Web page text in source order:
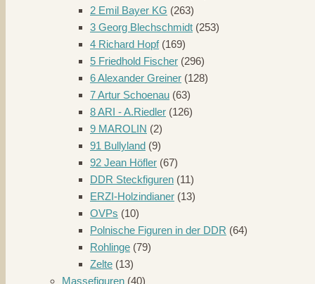
2 Emil Bayer KG (263)
3 Georg Blechschmidt (253)
4 Richard Hopf (169)
5 Friedhold Fischer (296)
6 Alexander Greiner (128)
7 Artur Schoenau (63)
8 ARI - A.Riedler (126)
9 MAROLIN (2)
91 Bullyland (9)
92 Jean Höfler (67)
DDR Steckfiguren (11)
ERZI-Holzindianer (13)
OVPs (10)
Polnische Figuren in der DDR (64)
Rohlinge (79)
Zelte (13)
Massefiguren (40)